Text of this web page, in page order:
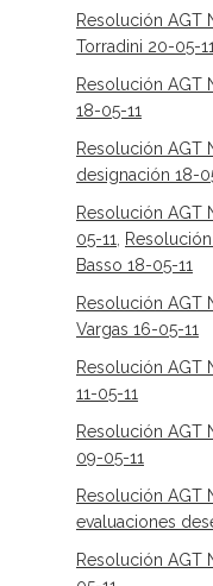
Resolución AGT
Torradini 20-05-11
Resolución AGT
18-05-11
Resolución AGT
designación 18-
Resolución AGT
05-11
Basso 18-05-11
Resolución AGT
Vargas 16-05-11
Resolución AGT
11-05-11
Resolución AGT
09-05-11
Resolución AGT
evaluaciones
Resolución AGT